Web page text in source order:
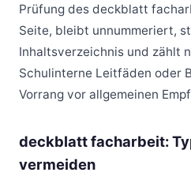
Prüfung des deckblatt
Seite, bleibt unnummeriert,
Inhaltsverzeichnis und zählt
Schulinterne Leitfäden oder
Vorrang vor allgemeinen
deckblatt facharbeit:
vermeiden